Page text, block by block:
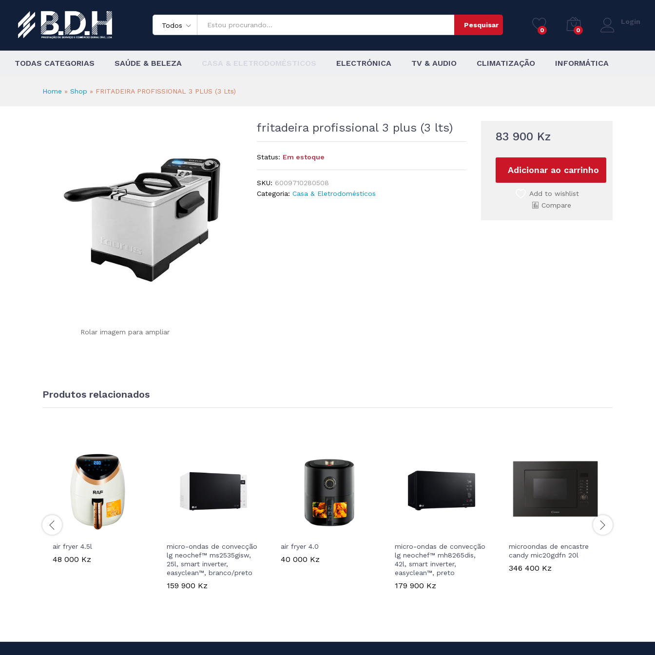
Todos Pesquisar
0 0
Login
TODAS CATEGORIAS SAÚDE & BELEZA CASA & ELETRODOMÉSTICOS ELECTRÓNICA TV & AUDIO CLIMATIZAÇÃO INFORMÁTICA
Home » Shop » FRITADEIRA PROFISSIONAL 3 PLUS (3 Lts)
Rolar imagem para ampliar
fritadeira profissional 3 plus (3 lts)
Status: Em estoque
SKU: 6009710280508
Categoria: Casa & Eletrodomésticos
83 900 Kz
Adicionar ao carrinho
Add to wishlist
Compare
Produtos relacionados
air fryer 4.5l
48 000 Kz
micro-ondas de convecção
lg neochef™ ms2535gisw,
25l, smart inverter,
easyclean™, branco/preto
159 900 Kz
air fryer 4.0
40 000 Kz
micro-ondas de convecção
lg neochef™ mh8265dis,
42l, smart inverter,
easyclean™, preto
179 900 Kz
microondas de encastre
candy mic20gdfn 20l
346 400 Kz